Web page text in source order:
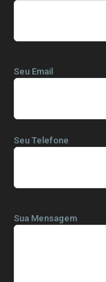
Seu Email
Seu Telefone
Sua Mensagem